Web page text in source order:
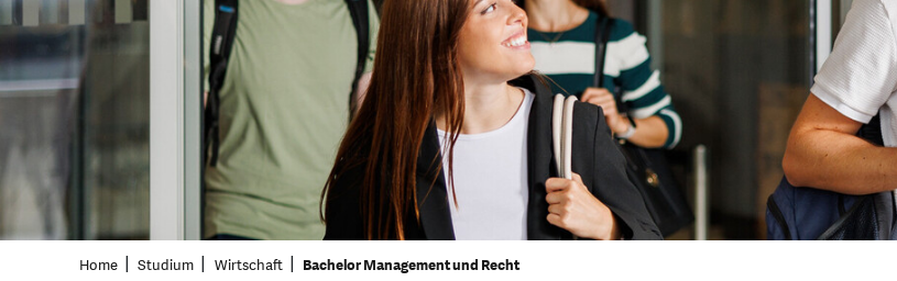
Home Studium Wirtschaft Bachelor Management und Recht